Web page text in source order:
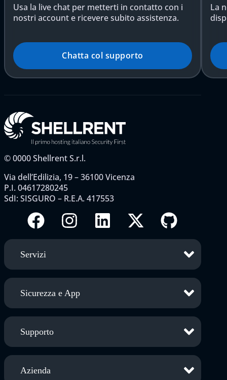
Usa la live chat per metterti in contatto con i
nostri account e ricevere subito assistenza.
Chatta col supporto
La
©0000Shellrent S.r.l.
Via dell’Edilizia, 19 – 36100 Vicenza
P.I. 04617280245
SdI: SISGURO – R.E.A. 417553
Servizi
Sicurezza e App
Supporto
Azienda